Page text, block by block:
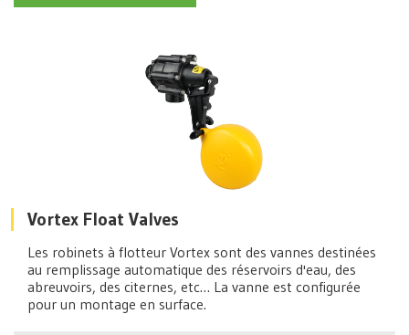
Vortex Float Valves
Les robinets à flotteur Vortex sont des vannes destinées
au remplissage automatique des réservoirs d'eau, des
abreuvoirs, des citernes, etc… La vanne est configurée
pour un montage en surface.